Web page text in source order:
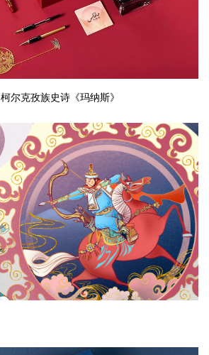
柯尔克孜族史诗《玛纳斯》